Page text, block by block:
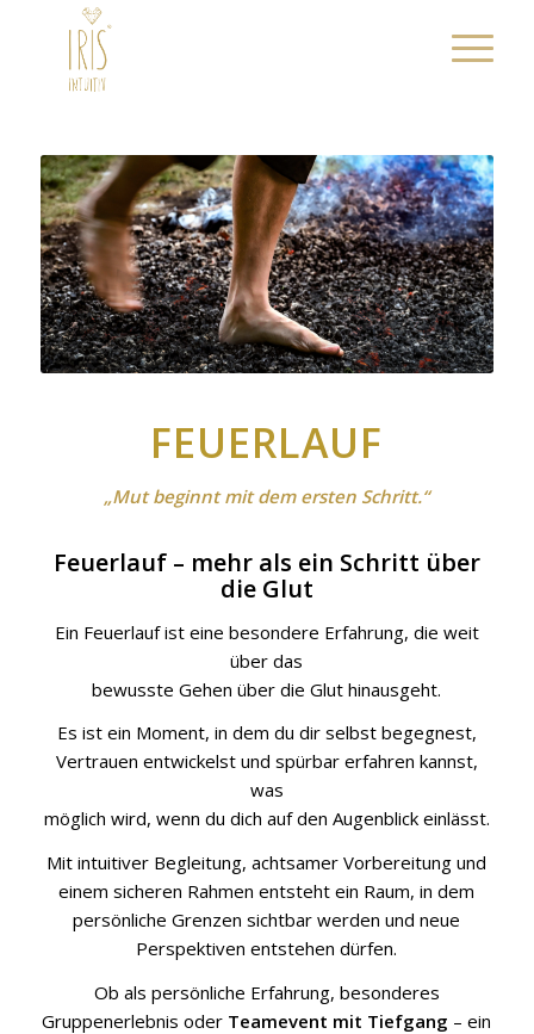
FEUERLAUF
„Mut beginnt mit dem ersten Schritt.“
Feuerlauf – mehr als ein Schritt über
die Glut
Ein Feuerlauf ist eine besondere Erfahrung, die weit
über das
bewusste Gehen über die Glut hinausgeht.
Es ist ein Moment, in dem du dir selbst begegnest,
Vertrauen entwickelst und spürbar erfahren kannst,
was
möglich wird, wenn du dich auf den Augenblick einlässt.
Mit intuitiver Begleitung, achtsamer Vorbereitung und
einem sicheren Rahmen entsteht ein Raum, in dem
persönliche Grenzen sichtbar werden und neue
Perspektiven entstehen dürfen.
Ob als persönliche Erfahrung, besonderes
Gruppenerlebnis oder Teamevent mit Tiefgang – ein